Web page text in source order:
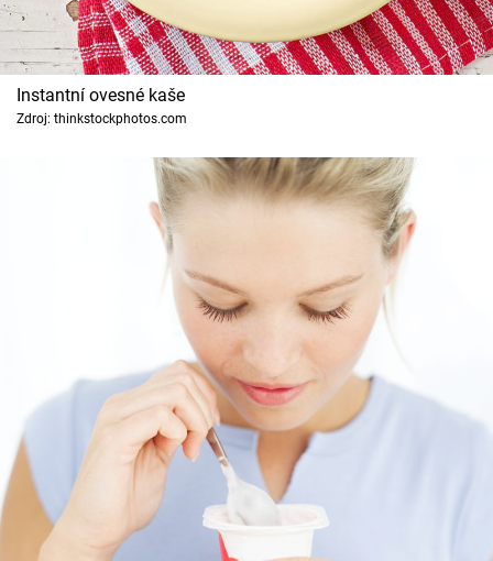
Instantní ovesné kaše
Zdroj: thinkstockphotos.com